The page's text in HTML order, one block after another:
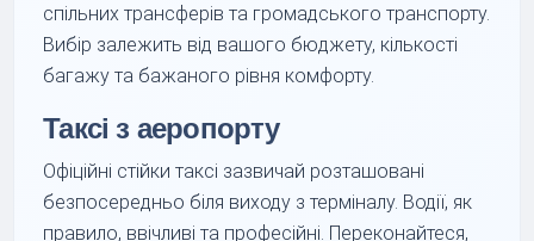
спільних трансферів та громадського транспорту.
Вибір залежить від вашого бюджету, кількості
багажу та бажаного рівня комфорту.
Таксі з аеропорту
Офіційні стійки таксі зазвичай розташовані
безпосередньо біля виходу з терміналу. Водії, як
правило, ввічливі та професійні. Переконайтеся,